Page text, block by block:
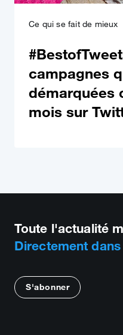
Ce qui se fait de mieux
campagnes
démarquées
mois sur
Toute l'actualité
Directement
S'abonner